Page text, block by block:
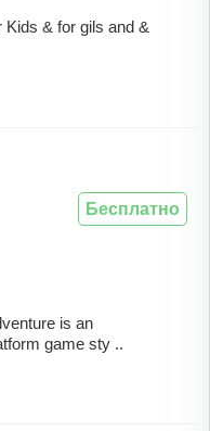
& for gils and &
is an
game sty ..
Бесплатно